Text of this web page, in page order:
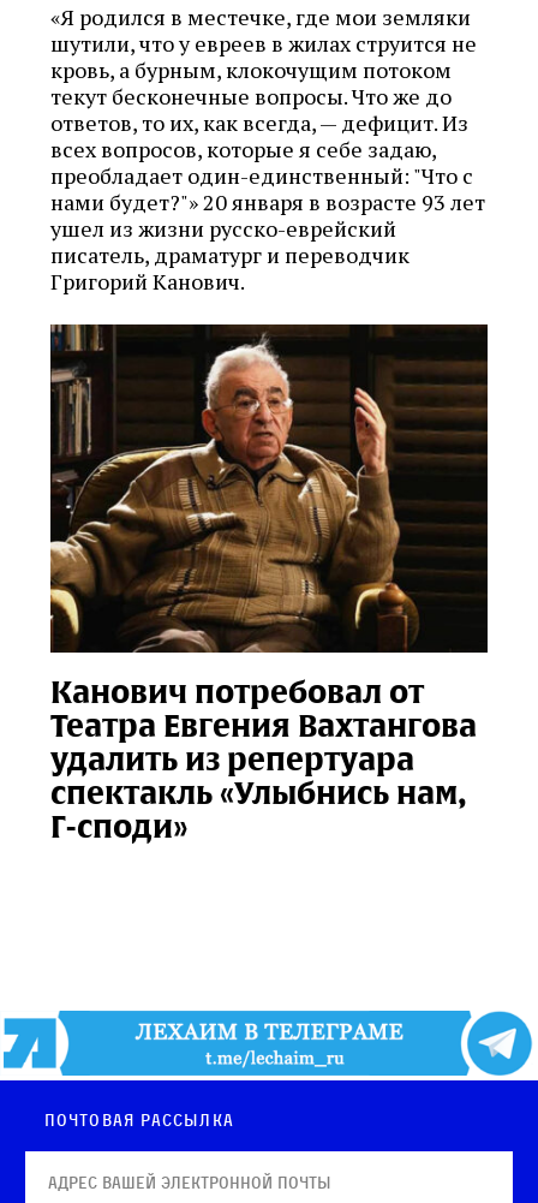
«Я родился в местечке, где мои земляки
шутили, что у евреев в жилах струится не
кровь, а бурным, клокочущим потоком
текут бесконечные вопросы. Что же до
ответов, то их, как всегда, — дефицит. Из
всех вопросов, которые я себе задаю,
преобладает один-единственный: "Что с
нами будет?"» 20 января в возрасте 93 лет
ушел из жизни русско-еврейский
писатель, драматург и переводчик
Григорий Канович.
Канович потребовал от
Театра Евгения Вахтангова
удалить из репертуара
спектакль «Улыбнись нам,
Г-споди»
Почтовая рассылка